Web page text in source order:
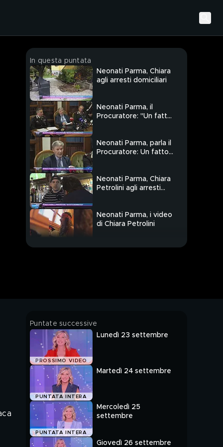
In questa puntata
Neonati Parma, Chiara
agli arresti domiciliari
Neonati Parma, il
Procuratore: "Un fatto
Neonati Parma, parla il
Procuratore: Un fatto
Neonati Parma, Chiara
Petrolini agli arresti
Neonati Parma, i video
di Chiara Petrolini
la moglie e si
la moglie e si
la moglie: "Era
depressa, non voleva
anziani trovati morti in
Puntate successive
PROSSIMO VIDEO
Lunedì 23 settembre
PUNTATA INTERA
Martedì 24 settembre
PUNTATA INTERA
Mercoledì 25
settembre
Giovedì 26 settembre